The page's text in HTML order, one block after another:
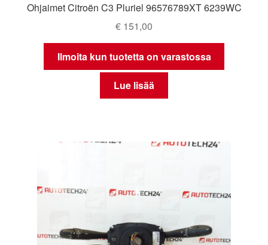
Ohjaimet Citroën C3 Pluriel 96576789XT 6239WC
€ 151,00
Ilmoita kun tuotetta on varastossa
Lue lisää